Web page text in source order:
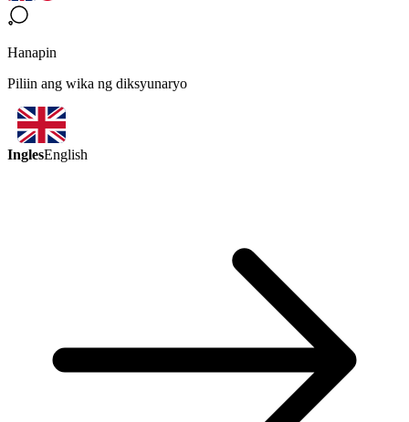
Hanapin
Piliin ang wika ng diksyunaryo
InglesEnglish